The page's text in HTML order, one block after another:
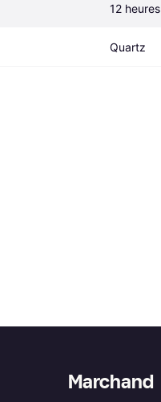
12 heures
Quartz
Marchand